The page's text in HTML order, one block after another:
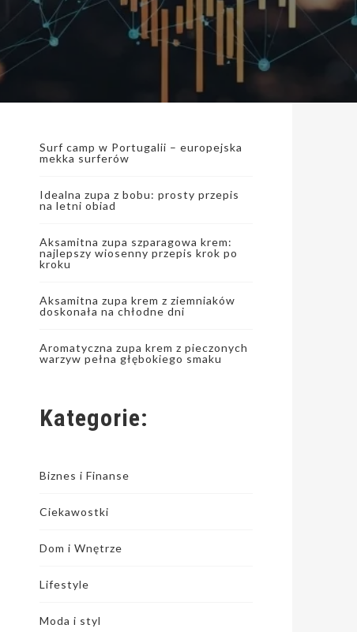
Surf camp w Portugalii – europejska
mekka surferów
Idealna zupa z bobu: prosty przepis
na letni obiad
Aksamitna zupa szparagowa krem:
najlepszy wiosenny przepis krok po
kroku
Aksamitna zupa krem z ziemniaków
doskonała na chłodne dni
Aromatyczna zupa krem z pieczonych
warzyw pełna głębokiego smaku
Kategorie:
Biznes i Finanse
Ciekawostki
Dom i Wnętrze
Lifestyle
Moda i styl